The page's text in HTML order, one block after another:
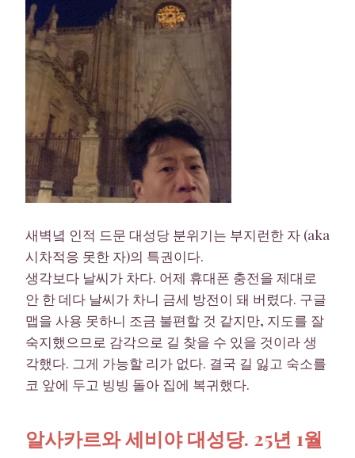
새벽녘 인적 드문 대성당 분위기는 부지런한 자 (aka
시차적응 못한 자)의 특권이다.
생각보다 날씨가 차다. 어제 휴대폰 충전을 제대로
안 한 데다 날씨가 차니 금세 방전이 돼 버렸다. 구글
맵을 사용 못하니 조금 불편할 것 같지만, 지도를 잘
숙지했으므로 감각으로 길 찾을 수 있을 것이라 생
각했다. 그게 가능할 리가 없다. 결국 길 잃고 숙소를
코 앞에 두고 빙빙 돌아 집에 복귀했다.
알사카르와 세비야 대성당. 25년 1월